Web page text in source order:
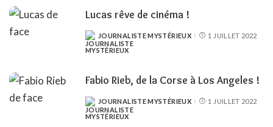
Lucas rêve de cinéma !
POSTED
BY
JOURNALISTE MYSTÉRIEUX 1 JUILLET 2022
Fabio Rieb, de la Corse à Los Angeles !
POSTED
BY
JOURNALISTE MYSTÉRIEUX 1 JUILLET 2022